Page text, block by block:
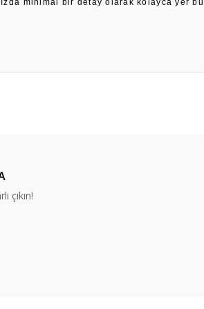
minimal bir detay olarak kolayca yer
çıkın!